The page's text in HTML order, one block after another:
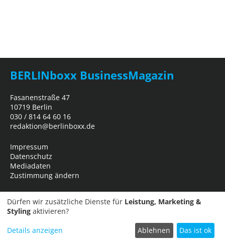
BERLINboxx BusinessMagazin
Fasanenstraße 47
10719 Berlin
030 / 814 64 60 16
redaktion@berlinboxx.de
Impressum
Datenschutz
Mediadaten
Zustimmung ändern
Dürfen wir zusätzliche Dienste für Leistung, Marketing &
Styling aktivieren?
Details anzeigen Ablehnen Das ist ok